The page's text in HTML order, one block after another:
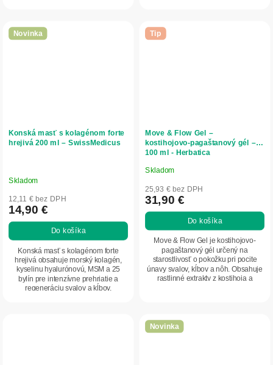
Novinka
Konská masť s kolagénom forte
hrejivá 200 ml – SwissMedicus
Skladom
12,11 € bez DPH
14,90 €
Do košíka
Konská masť s kolagénom forte
hrejivá obsahuje morský kolagén,
kyselinu hyalurónovú, MSM a 25
bylín pre intenzívne prehriatie a
regeneráciu svalov a kĺbov.
Tip
Move & Flow Gel –
kostihojovo‑pagaštanový gél –
100 ml - Herbatica
Priemerné
hodnotenie
produktu
je
5,0
hviezdičiek.
Skladom
25,93 € bez DPH
31,90 €
Do košíka
Move & Flow Gel je kostihojovo-
pagaštanový gél určený na
starostlivosť o pokožku pri pocite
únavy svalov, kĺbov a nôh. Obsahuje
rastlinné extrakty z kostihoja a
Novinka